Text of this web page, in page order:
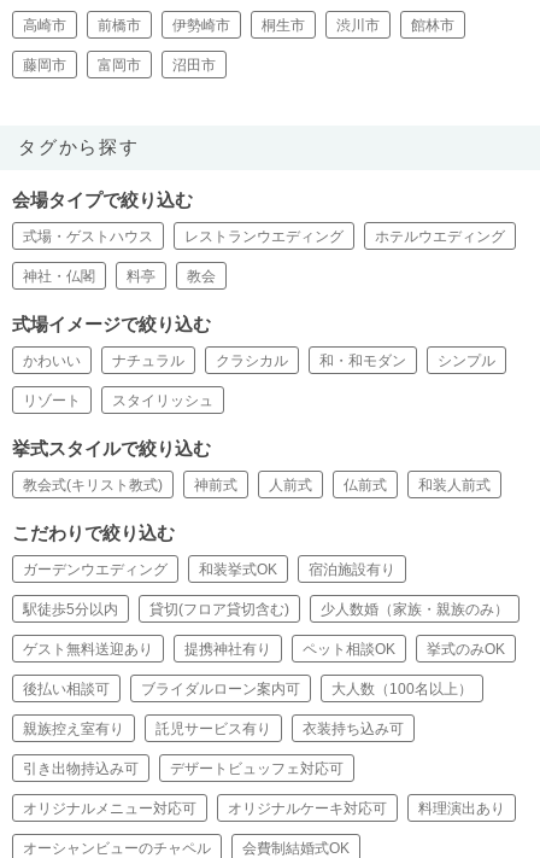
高崎市 前橋市 伊勢崎市 桐生市 渋川市 館林市
藤岡市 富岡市 沼田市
タグから探す
会場タイプで絞り込む
式場・ゲストハウス レストランウエディング ホテルウエディング
神社・仏閣 料亭 教会
式場イメージで絞り込む
かわいい ナチュラル クラシカル 和・和モダン シンプル
リゾート スタイリッシュ
挙式スタイルで絞り込む
教会式(キリスト教式) 神前式 人前式 仏前式 和装人前式
こだわりで絞り込む
ガーデンウエディング 和装挙式OK 宿泊施設有り
駅徒歩5分以内 貸切(フロア貸切含む) 少人数婚（家族・親族のみ）
ゲスト無料送迎あり 提携神社有り ペット相談OK 挙式のみOK
後払い相談可 ブライダルローン案内可 大人数（100名以上）
親族控え室有り 託児サービス有り 衣装持ち込み可
引き出物持込み可 デザートビュッフェ対応可
オリジナルメニュー対応可 オリジナルケーキ対応可 料理演出あり
オーシャンビューのチャペル 会費制結婚式OK